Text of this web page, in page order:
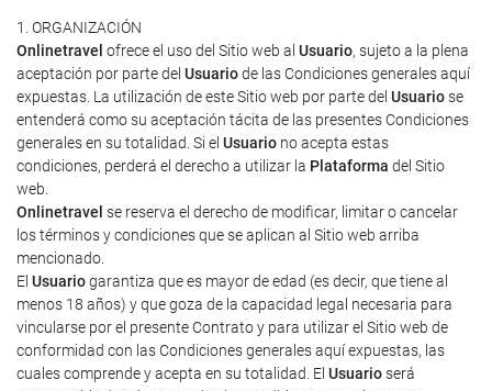
1. ORGANIZACIÓN
Onlinetravel ofrece el uso del Sitio web al Usuario, sujeto a la plena
aceptación por parte del Usuariode las Condiciones generales aquí
expuestas. La utilización de este Sitio web por parte del Usuariose
entenderá como su aceptación tácita de las presentes Condiciones
generales en su totalidad. Si el Usuario no acepta estas
condiciones, perderá el derecho a utilizar la Plataforma del Sitio
web.
Onlinetravel se reserva el derecho de modificar, limitar o cancelar
los términos y condiciones que se aplican al Sitio web arriba
mencionado.
El Usuariogarantiza que es mayor de edad (es decir, que tiene al
menos 18 años) y que goza de la capacidad legal necesaria para
vincularse por el presente Contrato y para utilizar el Sitio web de
conformidad con las Condiciones generales aquí expuestas, las
cuales comprende y acepta en su totalidad. El Usuarioserá